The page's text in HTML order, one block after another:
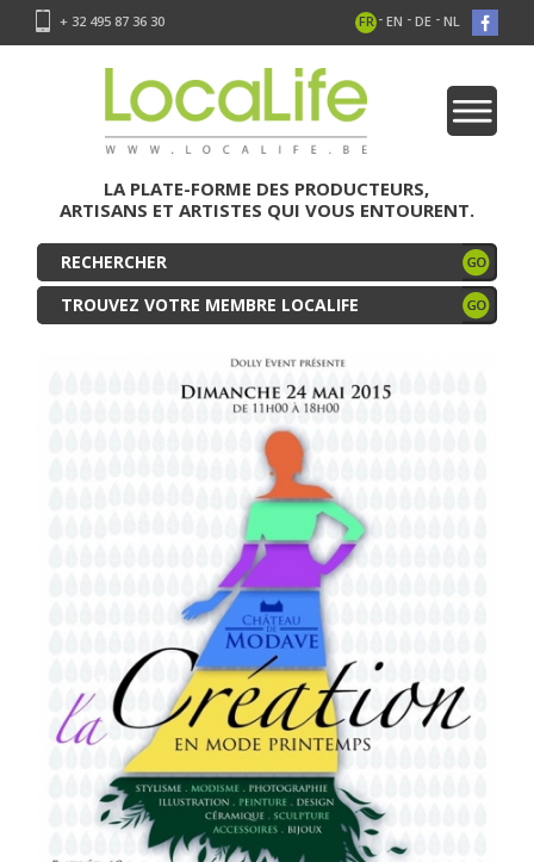
+ 32 495 87 36 30 FR - EN - DE - NL
LA PLATE-FORME DES PRODUCTEURS,
ARTISANS ET ARTISTES QUI VOUS ENTOURENT.
TROUVEZ VOTRE MEMBRE LOCALIFE